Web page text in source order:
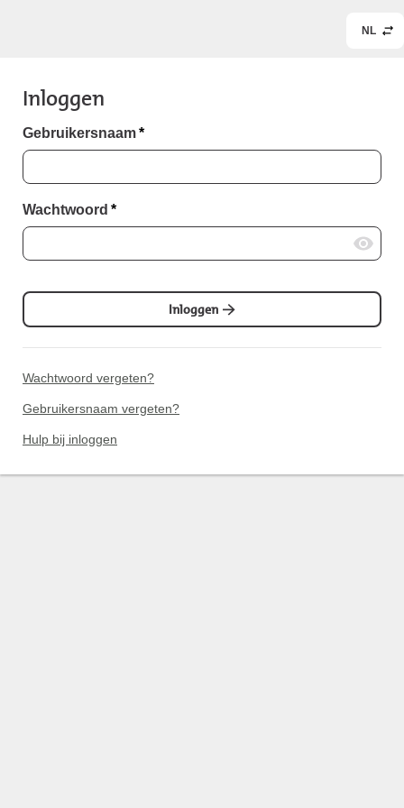
NL
Inloggen
Gebruikersnaam*
Wachtwoord *
Inloggen
Wachtwoord vergeten?
Gebruikersnaam vergeten?
Hulp bij inloggen